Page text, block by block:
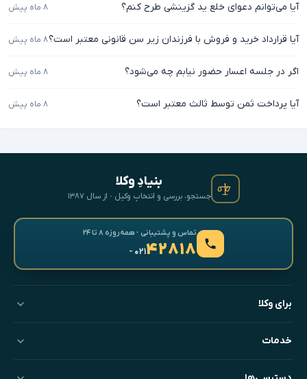
آیا می‌توانم دعوای خلع ید گزینشی طرح کنم؟ ۸ ماه پیش
آیا قرارداد خرید و فروش با فرزندان زیر سن قانونی معتبر است؟۸ ماه پیش
اگر در جلسه اعسار حضور نیابم چه می‌شود؟ ۸ ماه پیش
آیا پرداخت ثمن توسط ثالث معتبر است؟ ۸ ماه پیش
بنیادِ وکلا
جستجو، بررسی و انتخابِ وکیل · از سال ۱۳۸۷
تماس و پشتیبانی · همه‌روزه ۸ تا ۲۴
۴۲۸۱۸- ۰۲۱
برای وکلا
خدمات